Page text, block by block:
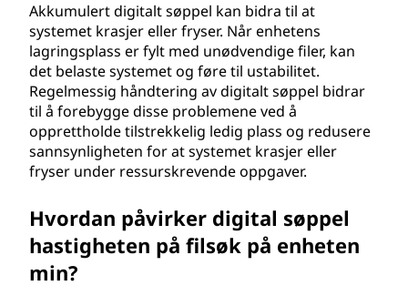
Akkumulert digitalt søppel kan bidra til at
systemet krasjer eller fryser. Når enhetens
lagringsplass er fylt med unødvendige filer, kan
det belaste systemet og føre til ustabilitet.
Regelmessig håndtering av digitalt søppel bidrar
til å forebygge disse problemene ved å
opprettholde tilstrekkelig ledig plass og redusere
sannsynligheten for at systemet krasjer eller
fryser under ressurskrevende oppgaver.
Hvordan påvirker digital søppel
hastigheten på filsøk på enheten
min?